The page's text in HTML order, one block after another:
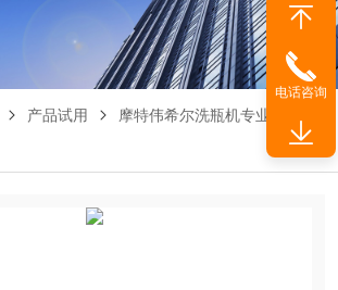
产品试用
摩特伟希尔洗瓶机专业源头的
电话咨询